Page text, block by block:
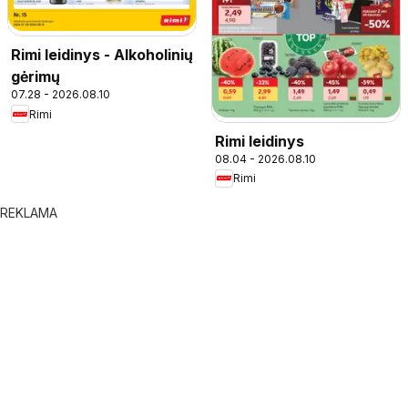
Rimi leidinys - Alkoholinių
gėrimų
07.28 - 2026.08.10
Rimi
Rimi leidinys
08.04 - 2026.08.10
Rimi
REKLAMA